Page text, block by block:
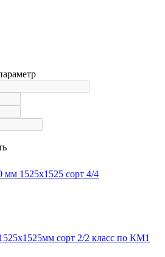
мм 1525х1525 сорт 4/4
сорт 2/2 класс по КМ1